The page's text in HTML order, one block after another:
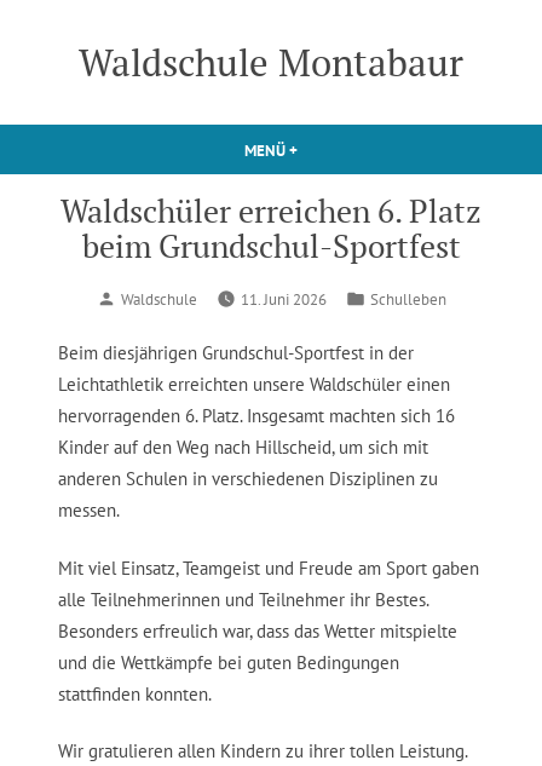
Waldschule Montabaur
MENÜ+
Waldschüler erreichen 6. Platz
beim Grundschul-Sportfest
Verfasst
Waldschule 11. Juni 2026
Veröffentlicht
Schulleben
Beim diesjährigen Grundschul-Sportfest in der
Leichtathletik erreichten unsere Waldschüler einen
hervorragenden 6. Platz. Insgesamt machten sich 16
Kinder auf den Weg nach Hillscheid, um sich mit
anderen Schulen in verschiedenen Disziplinen zu
messen.
Mit viel Einsatz, Teamgeist und Freude am Sport gaben
alle Teilnehmerinnen und Teilnehmer ihr Bestes.
Besonders erfreulich war, dass das Wetter mitspielte
und die Wettkämpfe bei guten Bedingungen
stattfinden konnten.
Wir gratulieren allen Kindern zu ihrer tollen Leistung.